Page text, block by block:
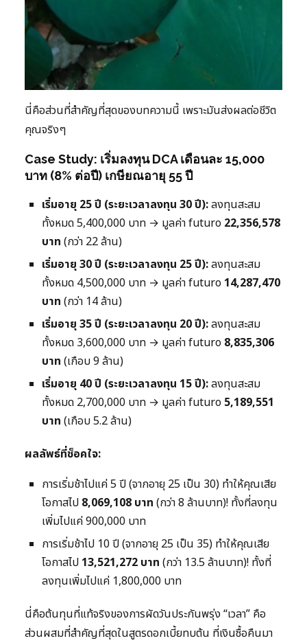
นี่คือส่วนที่สำคัญที่สุดของบทความนี้ เพราะมันส่งผลต่อชีวิต
คุณจริงๆ
Case Study: เริ่มลงทุน DCA เดือนละ 15,000
บาท (8% ต่อปี) เกษียณอายุ 55 ปี
เริ่มอายุ 25 ปี (ระยะเวลาลงทุน 30 ปี):ลงทุนสะสม
ทั้งหมด 5,400,000 บาท → มูลค่า futuro 22,356,578
บาท (กว่า 22 ล้าน)
เริ่มอายุ 30 ปี (ระยะเวลาลงทุน 25 ปี):ลงทุนสะสม
ทั้งหมด 4,500,000 บาท → มูลค่า futuro 14,287,470
บาท (กว่า 14 ล้าน)
เริ่มอายุ 35 ปี (ระยะเวลาลงทุน 20 ปี):ลงทุนสะสม
ทั้งหมด 3,600,000 บาท → มูลค่า futuro 8,835,306
บาท (เกือบ 9 ล้าน)
เริ่มอายุ 40 ปี (ระยะเวลาลงทุน 15 ปี):ลงทุนสะสม
ทั้งหมด 2,700,000 บาท → มูลค่า futuro 5,189,551
บาท (เกือบ 5.2 ล้าน)
ผลลัพธ์ที่ช็อคใจ:
การเริ่มช้าไปแค่ 5 ปี (จากอายุ 25 เป็น 30) ทำให้คุณเสีย
โอกาสไป 8,069,108 บาท (กว่า 8 ล้านบาท)! ทั้งที่ลงทุน
เพิ่มไปแค่ 900,000 บาท
การเริ่มช้าไป 10 ปี (จากอายุ 25 เป็น 35) ทำให้คุณเสีย
โอกาสไป 13,521,272 บาท (กว่า 13.5 ล้านบาท)! ทั้งที่
ลงทุนเพิ่มไปแค่ 1,800,000 บาท
นี่คือต้นทุนที่แท้จริงของการผัดวันประกันพรุ่ง “เวลา” คือ
ส่วนผสมที่สำคัญที่สุดในสูตรดอกเบี้ยทบต้น ที่เงินซื้อคืนมา